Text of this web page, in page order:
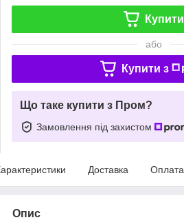
Купити
або
Купити з
Що таке купити з Пром?
Замовлення під захистом
Доставка Оплата
Опис